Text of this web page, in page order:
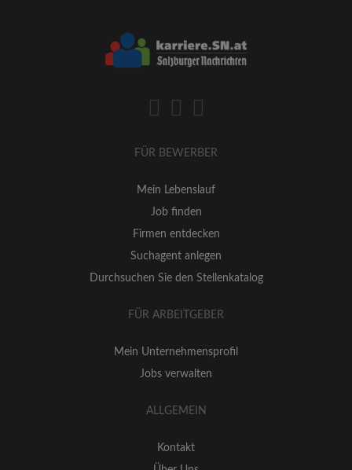
FÜR BEWERBER
Mein Lebenslauf
Job finden
Firmen entdecken
Suchagent anlegen
Durchsuchen Sie den Stellenkatalog
FÜR ARBEITGEBER
Mein Unternehmensprofil
Jobs verwalten
ALLGEMEIN
Kontakt